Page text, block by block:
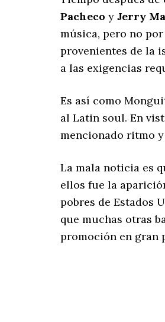
Pacheco y Jerry
música, pero no
provenientes de la
a las exigencias
Es así como
al Latin soul. En
mencionado ritmo
La mala noticia es
ellos fue la
pobres de Estados
que muchas otras
promoción en gran